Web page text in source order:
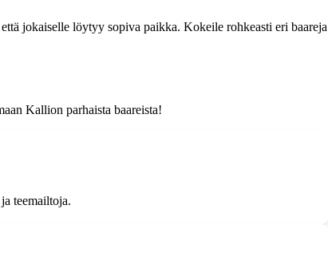
jokaiselle löytyy sopiva paikka. Kokeile rohkeasti eri baareja
Kallion parhaista baareista!
teemailtoja.